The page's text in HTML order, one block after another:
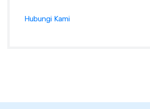
Hubungi Kami